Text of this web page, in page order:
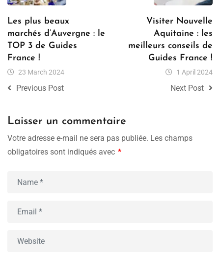
Les plus beaux
marchés d’Auvergne : le
TOP 3 de Guides
France !
23 March 2024
Previous Post
Visiter Nouvelle
Aquitaine : les
meilleurs conseils de
Guides France !
1 April 2024
Next Post
Laisser un commentaire
Votre adresse e-mail ne sera pas publiée. Les champs
obligatoires sont indiqués avec *